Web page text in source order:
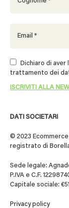
DATI SOCIETARI
© 2023 Ecommerce
registrato di Borella
Sede legale:
P.IVA e C.F.
Capitale sociale:
Privacy policy
Dichiaro di
trattamento dei